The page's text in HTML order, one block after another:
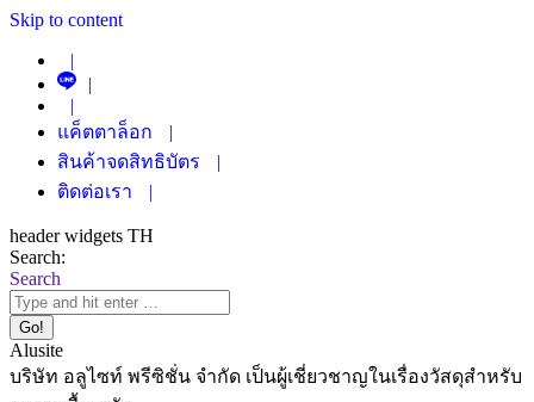
Skip to content
|
|
|
แค็ตตาล็อก
|
สินค้าจดสิทธิบัตร
|
ติดต่อเรา
|
header widgets TH
Search:
Search
Alusite
บริษัท อลูไซท์ พรีซิชั่น จำกัด เป็นผู้เชี่ยวชาญในเรื่องวัสดุสำหรับ